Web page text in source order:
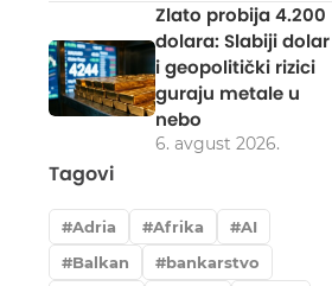
Zlato probija 4.200
dolara: Slabiji dolar
i geopolitički rizici
guraju metale u
nebo
6. avgust 2026.
Tagovi
Adria Afrika
AI
Balkan
bankarstvo